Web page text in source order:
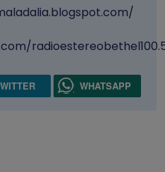
WHATSAPP